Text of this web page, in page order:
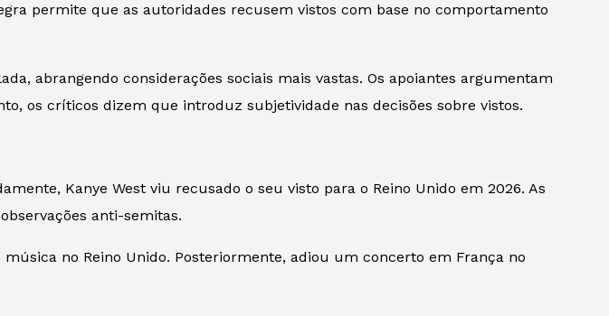
permite que as autoridades recusem vistos com base no comportamento
abrangendo considerações sociais mais vastas. Os apoiantes argumentam
os críticos dizem que introduz subjetividade nas decisões sobre vistos.
Kanye West viu recusado o seu visto para o Reino Unido em 2026. As
anti-semitas.
no Reino Unido. Posteriormente, adiou um concerto em França no